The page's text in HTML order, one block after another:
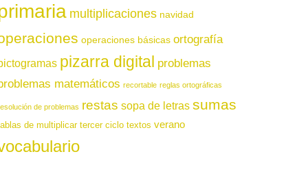
multiplicaciones navidad
operaciones básicas ortografía
pizarra digital problemas
matemáticos recortable reglas ortográficas
de problemas restas sopa de letras sumas
de multiplicar tercer ciclo textos verano